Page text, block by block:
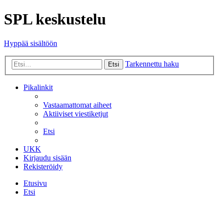
SPL keskustelu
Hyppää sisältöön
Etsi Tarkennettu haku
Pikalinkit
Vastaamattomat aiheet
Aktiiviset viestiketjut
Etsi
UKK
Kirjaudu sisään
Rekisteröidy
Etusivu
Etsi